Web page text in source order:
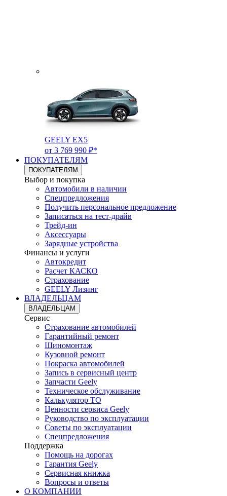
GEELY EX5
от 3 769 990 ₽*
ПОКУПАТЕЛЯМ
ПОКУПАТЕЛЯМ
Выбор и покупка
Автомобили в наличии
Спецпредложения
Получить персональное предложение
Записаться на тест-драйв
Трейд-ин
Аксессуары
Зарядные устройства
Финансы и услуги
Автокредит
Расчет КАСКО
Страхование
GEELY Лизинг
ВЛАДЕЛЬЦАМ
ВЛАДЕЛЬЦАМ
Сервис
Страхование автомобилей
Гарантийный ремонт
Шиномонтаж
Кузовной ремонт
Покраска автомобилей
Запись в сервисный центр
Запчасти Geely
Техническое обслуживание
Калькулятор ТО
Ценности сервиса Geely
Руководство по эксплуатации
Советы по эксплуатации
Спецпредложения
Поддержка
Помощь на дорогах
Гарантия Geely
Сервисная книжка
Вопросы и ответы
О КОМПАНИИ